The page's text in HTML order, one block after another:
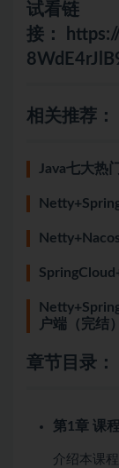
试看链
接：
相关推荐：
Java七大热
户端（完结）
章节目录：
第1章 课
介绍本课